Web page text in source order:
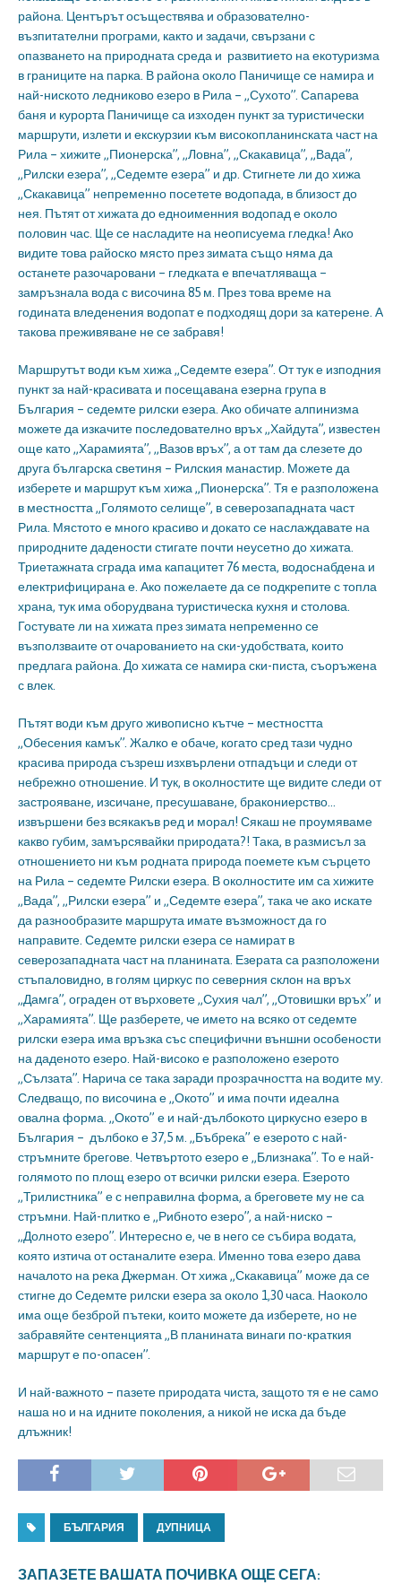
района. Центърът осъществява и образователно-
възпитателни програми, както и задачи, свързани с
опазването на природната среда и развитието на екотуризма
в границите на парка. В района около Паничище се намира и
най-ниското ледниково езеро в Рила – „Сухото”. Сапарева
баня и курорта Паничище са изходен пункт за туристически
маршрути, излети и екскурзии към високопланинската част на
Рила – хижите „Пионерска”, „Ловна”, „Скакавица”, „Вада”,
„Рилски езера”, „Седемте езера” и др. Стигнете ли до хижа
„Скакавица” непременно посетете водопада, в близост до
нея. Пътят от хижата до едноименния водопад е около
половин час. Ще се насладите на неописуема гледка! Ако
видите това райоско място през зимата също няма да
останете разочаровани – гледката е впечатляваща –
замръзнала вода с височина 85 м. През това време на
годината вледенения водопат е подходящ дори за катерене. А
такова преживяване не се забравя!
Маршрутът води към хижа „Седемте езера”. От тук е изподния
пункт за най-красивата и посещавана езерна група в
България – седемте рилски езера. Ако обичате алпинизма
можете да изкачите последователно връх „Хайдута”, известен
още като „Харамията”, „Вазов връх”, а от там да слезете до
друга българска светиня – Рилския манастир. Можете да
изберете и маршрут към хижа „Пионерска”. Тя е разположена
в местността „Голямото селище”, в северозападната част
Рила. Мястото е много красиво и докато се наслаждавате на
природните дадености стигате почти неусетно до хижата.
Триетажната сграда има капацитет 76 места, водоснабдена и
електрифицирана е. Ако пожелаете да се подкрепите с топла
храна, тук има оборудвана туристическа кухня и столова.
Гостувате ли на хижата през зимата непременно се
възползваите от очарованието на ски-удобствата, които
предлага района. До хижата се намира ски-писта, съоръжена
с влек.
Пътят води към друго живописно кътче – местността
„Обесения камък”. Жалко е обаче, когато сред тази чудно
красива природа съзреш изхвърлени отпадъци и следи от
небрежно отношение. И тук, в околностите ще видите следи от
застрояване, изсичане, пресушаване, бракониерство…
извършени без всякакъв ред и морал! Сякаш не проумяваме
какво губим, замърсявайки природата?! Така, в размисъл за
отношението ни към родната природа поемете към сърцето
на Рила – седемте Рилски езера. В околностите им са хижите
„Вада”, „Рилски езера” и „Седемте езера”, така че ако искате
да разнообразите маршрута имате възможност да го
направите. Седемте рилски езера се намират в
северозападната част на планината. Езерата са разположени
стъпаловидно, в голям циркус по северния склон на връх
„Дамга”, ограден от върховете „Сухия чал”, „Отовишки връх” и
„Харамията”. Ще разберете, че името на всяко от седемте
рилски езера има връзка със специфични външни особености
на даденото езеро. Най-високо е разположено езерото
„Сълзата”. Нарича се така заради прозрачността на водите му.
Следващо, по височина е „Окото” и има почти идеална
овална форма. „Окото” е и най-дълбокото циркусно езеро в
България – дълбоко е 37,5 м. „Бъбрека” е езерото с най-
стръмните брегове. Четвъртото езеро е „Близнака”. То е най-
голямото по площ езеро от всички рилски езера. Езерото
„Трилистника” е с неправилна форма, а бреговете му не са
стръмни. Най-плитко е „Рибното езеро”, а най-ниско –
„Долното езеро”. Интересно е, че в него се събира водата,
която изтича от останалите езера. Именно това езеро дава
началото на река Джерман. От хижа „Скакавица” може да се
стигне до Седемте рилски езера за около 1,30 часа. Наоколо
има още безброй пътеки, които можете да изберете, но не
забравяйте сентенцията „В планината винаги по-краткия
маршрут е по-опасен”.
И най-важното – пазете природата чиста, защото тя е не само
наша но и на идните поколения, а никой не иска да бъде
длъжник!
БЪЛГАРИЯ ДУПНИЦА
ЗАПАЗЕТЕ ВАШАТА ПОЧИВКА ОЩЕ СЕГА: